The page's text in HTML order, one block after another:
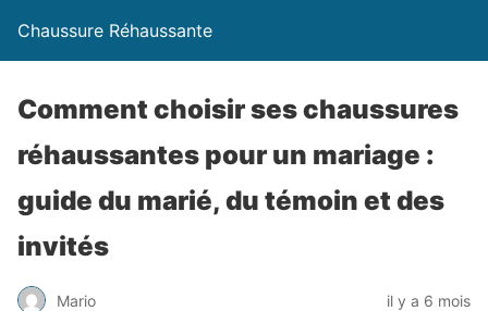
Chaussure Réhaussante
Comment choisir ses chaussures
réhaussantes pour un mariage :
guide du marié, du témoin et des
invités
Mario il y a 6 mois